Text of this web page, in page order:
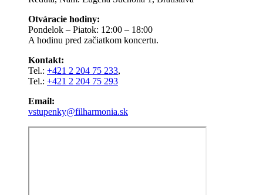
Otváracie hodiny:
Pondelok – Piatok: 12:00 – 18:00
A hodinu pred začiatkom koncertu.
Kontakt:
Tel.: +421 2 204 75 233,
Tel.: +421 2 204 75 293
Email:
vstupenky@filharmonia.sk